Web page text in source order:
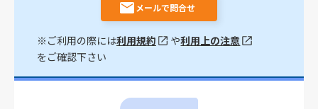
メールで問合せ
※ご利用の際には利用規約 や利用上の注意
をご確認下さい